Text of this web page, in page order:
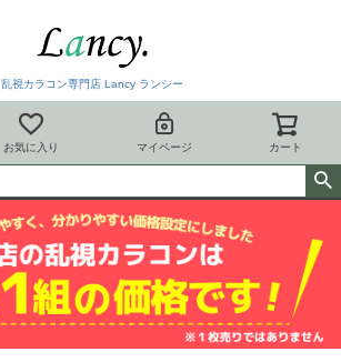
乱視カラコン専門店 Lancy ランシー
お気に入り マイページ カート